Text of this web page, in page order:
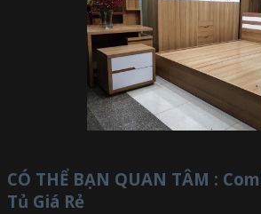
CÓ THỂ BẠN QUAN TÂM :
Tủ Giá Rẻ